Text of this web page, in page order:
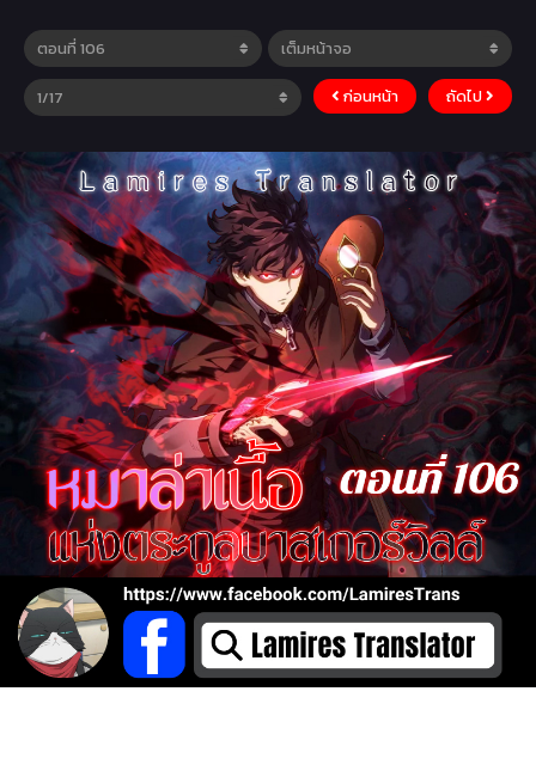
ก่อนหน้า ถัดไป